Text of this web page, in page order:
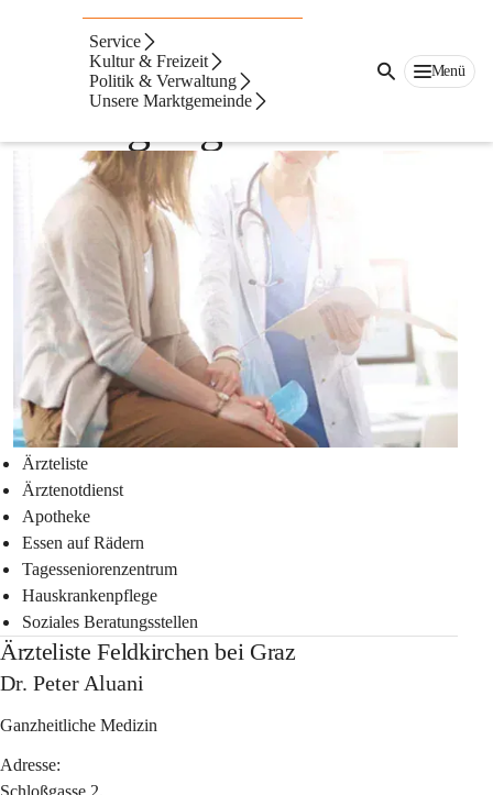
Service
Kultur & Freizeit
Politik & Verwaltung
Unsere Marktgemeinde
Menü
Medizinische
Versorgung & Soziales
Ärzteliste
Ärztenotdienst
Apotheke
Essen auf Rädern
Tagesseniorenzentrum
Hauskrankenpflege
Soziales Beratungsstellen
Ärzteliste Feldkirchen bei Graz
Dr. Peter Aluani
Ganzheitliche Medizin
Adresse:
Schloßgasse 2,